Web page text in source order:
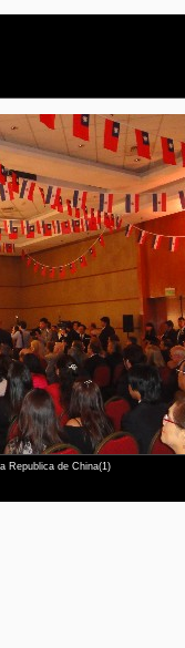
Republica de China(1)